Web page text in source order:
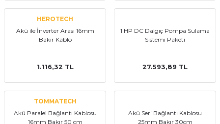
HEROTECH
Akü ile İnverter Arası 16mm
Bakır Kablo
1.116,32 TL
1 HP DC Dalgıç Pompa Sulama
Sistemi Paketi
27.593,89 TL
TOMMATECH
Akü Paralel Bağlantı Kablosu
16mm Bakır 50 cm
Akü Seri Bağlantı Kablosu
25mm Bakır 30cm